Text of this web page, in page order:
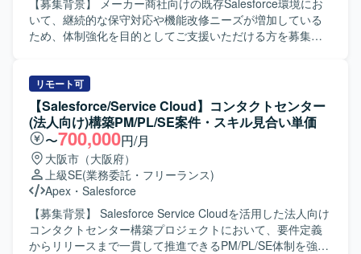
【募集背景】 メーカー商社向けの既存Salesforce環境にお
いて、継続的な保守対応や機能改修ニーズが増加している
ため、体制強化を目的としてご支援いただける方を募集し
守対応や問合せ対応を行っていただきます。 ・顧客との週
次定例ミーティングに参加し、方針のすり合わせや課題整
理、対応内容の説明を実施していただきます。 ・既存機能
の仕様に関する質疑応答や、標準機能および軽微なApex、
Visualforceを用いた機能改修を行っていただきます。 ・新
規機能について、対応方針の検討から設計・実装・受け入
れまで一連の対応を担当していただきます。 ・その他、関
連する開発要件についても状況に応じて対応していただき
ます。 【求める人物像】 ・顧客とのコミュニケーションを
通じて課題を整理し、自ら主体的に提案・推進していただ
ける方を求めております。 ・Salesforceに関する知識や経
リモート可
【Salesforce/Service Cloud】コンタクトセンター
(法人向け)構築PM/PL/SE案件・スキル見合い単価
〜700,000円/月
大阪市（大阪府）
上級SE(業務委託・フリーランス)
Apex ・ Salesforce
【募集背景】 Salesforce Service Cloudを活用した法人向け
コンタクトセンター構築プロジェクトにおいて、要件定義
からリリースまで一貫して推進できるPM/PL/SE体制を強化